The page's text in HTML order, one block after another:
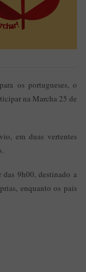
os portugueses, o
na Marcha 25 de
em duas vertentes
9h00, destinado a
enquanto os pais